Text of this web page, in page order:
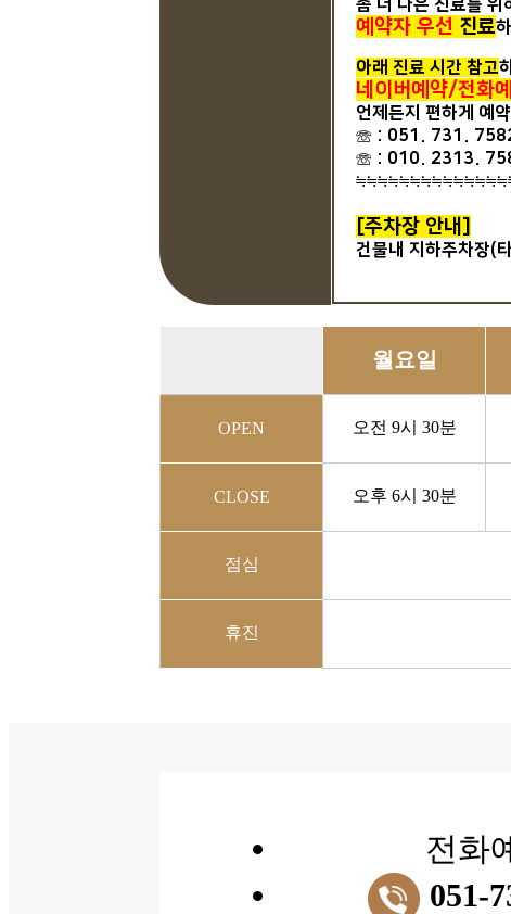
좀 더 나은 진료를 위
예약자 우선 진료
아래 진료 시간 참고
네이버예약/전화
언제든지 편하게 예
☏ : 051. 731.
☏ : 010. 2313.
[주차장 안내]
건물내 지하주차장(
월요일
OPEN 오전 9시 30분
CLOSE 오후 6시 30분
점심
휴진
전화
051-